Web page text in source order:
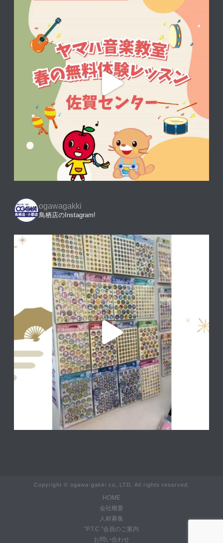
ogawagakki
鳥栖店のInstagram!
Copyright © ogawa-gakki co,.LTD. All rights reserved.
HOME
会社概要
人材募集
“P.T.C “会員のご案内
お問い合わせ